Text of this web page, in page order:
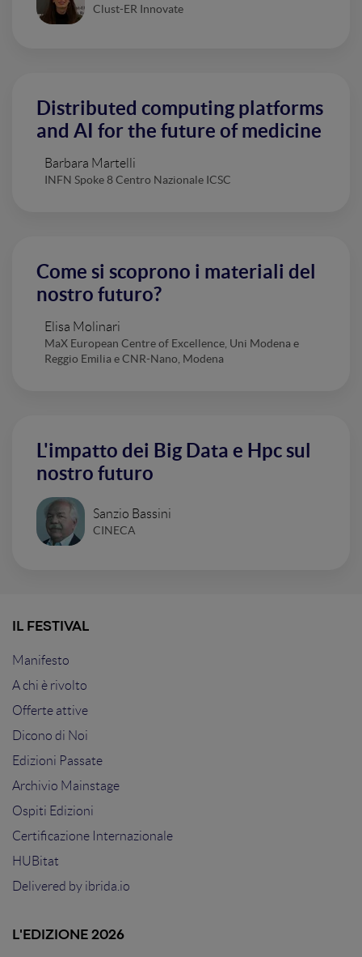
Clust-ER Innovate
Distributed computing platforms
and AI for the future of medicine
Barbara Martelli
INFN Spoke 8 Centro Nazionale ICSC
Come si scoprono i materiali del
nostro futuro?
Elisa Molinari
MaX European Centre of Excellence, Uni Modena e
Reggio Emilia e CNR-Nano, Modena
L'impatto dei Big Data e Hpc sul
nostro futuro
Sanzio Bassini
CINECA
IL FESTIVAL
Manifesto
A chi è rivolto
Offerte attive
Dicono di Noi
Edizioni Passate
Archivio Mainstage
Ospiti Edizioni
Certificazione Internazionale
HUBitat
Delivered by ibrida.io
L'EDIZIONE 2026